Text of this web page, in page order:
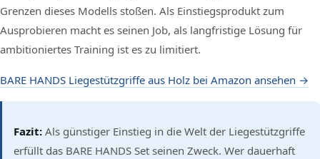
Grenzen dieses Modells stoßen. Als Einstiegsprodukt zum
Ausprobieren macht es seinen Job, als langfristige Lösung für
ambitioniertes Training ist es zu limitiert.
BARE HANDS Liegestützgriffe aus Holz bei Amazon ansehen →
Fazit: Als günstiger Einstieg in die Welt der Liegestützgriffe
erfüllt das BARE HANDS Set seinen Zweck. Wer dauerhaft